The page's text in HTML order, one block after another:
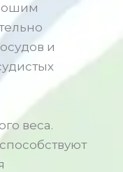
и
веса.